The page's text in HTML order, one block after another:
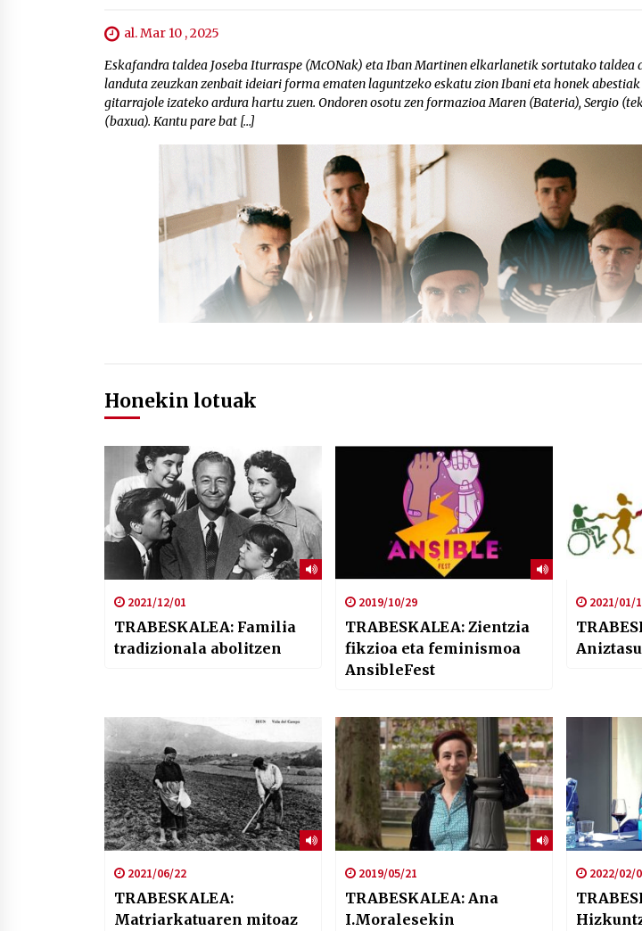
al. Mar 10 , 2025
Eskafandra taldea Joseba Iturraspe (McONak) eta Iban Martinen elkarlanetik sortutako taldea
landuta zeuzkan zenbait ideiari forma ematen laguntzeko eskatu zion Ibani eta honek
gitarrajole izateko ardura hartu zuen. Ondoren osotu zen formazioa Maren (Bateria), Sergio
(baxua). Kantu pare bat […]
Honekin lotuak
2021/12/01
TRABESKALEA: Familia
tradizionala abolitzen
2019/10/29
TRABESKALEA: Zientzia
fikzioa eta feminismoa
AnsibleFest
2021/01/
2021/06/22
TRABESKALEA:
Matriarkatuaren mitoaz
2019/05/21
TRABESKALEA: Ana
I.Moralesekin
2022/02/